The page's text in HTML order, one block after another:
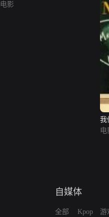
电影
我
电
自媒体
全部
Kpop
游